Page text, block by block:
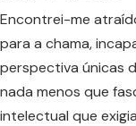
Encontrei-me
para a chama,
perspectiva únicas
nada menos que
intelectual que